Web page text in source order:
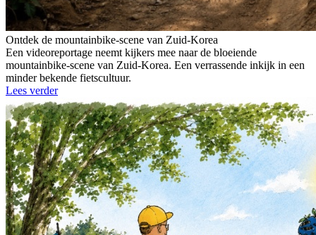
Ontdek de mountainbike-scene van Zuid-Korea
Een videoreportage neemt kijkers mee naar de bloeiende
mountainbike-scene van Zuid-Korea. Een verrassende inkijk in een
minder bekende fietscultuur.
Lees verder